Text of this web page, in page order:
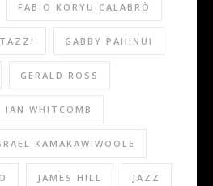
FABIO KORYU CALABRÒ
GABBY PAHINUI
GERALD ROSS
IAN WHITCOMB
KAMAKAWIWOOLE
JAMES HILL JAZZ